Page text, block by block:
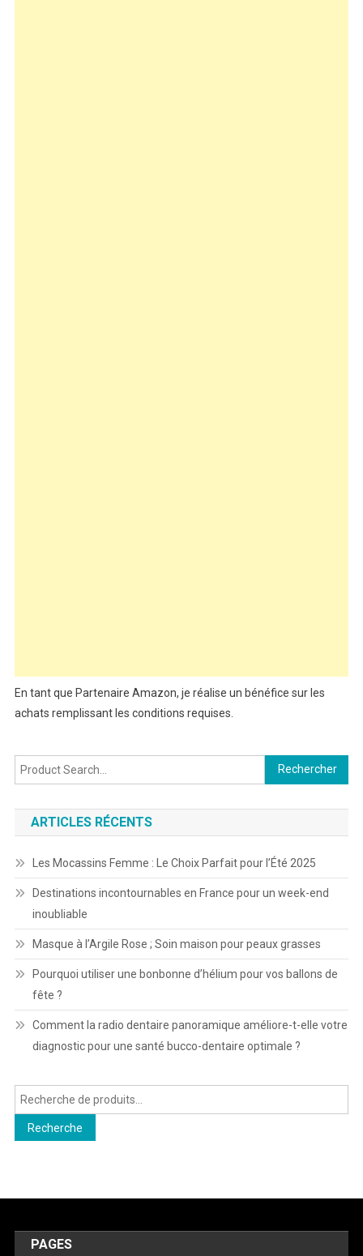
En tant que Partenaire Amazon, je réalise un bénéfice sur les
achats remplissant les conditions requises.
Rechercher :
ARTICLES RÉCENTS
Les Mocassins Femme : Le Choix Parfait pour l’Été 2025
Destinations incontournables en France pour un week-end
inoubliable
Masque à l’Argile Rose ; Soin maison pour peaux grasses
Pourquoi utiliser une bonbonne d’hélium pour vos ballons de
fête ?
Comment la radio dentaire panoramique améliore-t-elle votre
diagnostic pour une santé bucco-dentaire optimale ?
Recherche
pour :
Recherche
PAGES